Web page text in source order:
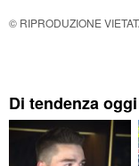
© RIPRODUZIONE
Di tendenza oggi